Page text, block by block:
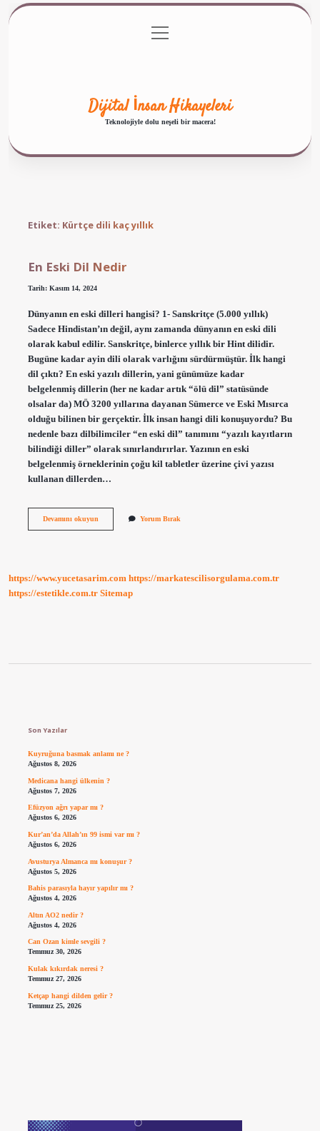
Gizlilik Politikası
menüyü
aç
Dijital İnsan Hikayeleri
Teknolojiyle dolu neşeli bir macera!
Etiket: Kürtçe dili kaç yıllık
En Eski Dil Nedir
Tarih: Kasım 14, 2024
Dünyanın en eski dilleri hangisi? 1- Sanskritçe (5.000 yıllık)
Sadece Hindistan’ın değil, aynı zamanda dünyanın en eski dili
olarak kabul edilir. Sanskritçe, binlerce yıllık bir Hint dilidir.
Bugüne kadar ayin dili olarak varlığını sürdürmüştür. İlk hangi
dil çıktı? En eski yazılı dillerin, yani günümüze kadar
belgelenmiş dillerin (her ne kadar artık “ölü dil” statüsünde
olsalar da) MÖ 3200 yıllarına dayanan Sümerce ve Eski Mısırca
olduğu bilinen bir gerçektir. İlk insan hangi dili konuşuyordu? Bu
nedenle bazı dilbilimciler “en eski dil” tanımını “yazılı kayıtların
bilindiği diller” olarak sınırlandırırlar. Yazının en eski
belgelenmiş örneklerinin çoğu kil tabletler üzerine çivi yazısı
kullanan dillerden…
Devamını okuyunEn
Yorum Bırak
https://www.yucetasarim.com https://markatescilisorgulama.com.tr
https://estetikle.com.tr Sitemap
Son Yazılar
Kuyruğuna basmak anlamı ne ?
Ağustos 8, 2026
Medicana hangi ülkenin ?
Ağustos 7, 2026
Efüzyon ağrı yapar mı ?
Ağustos 6, 2026
Kur’an’da Allah’ın 99 ismi var mı ?
Ağustos 6, 2026
Avusturya Almanca mı konuşur ?
Ağustos 5, 2026
Bahis parasıyla hayır yapılır mı ?
Ağustos 4, 2026
Altın AO2 nedir ?
Ağustos 4, 2026
Can Ozan kimle sevgili ?
Temmuz 30, 2026
Kulak kıkırdak neresi ?
Temmuz 27, 2026
Ketçap hangi dilden gelir ?
Temmuz 25, 2026